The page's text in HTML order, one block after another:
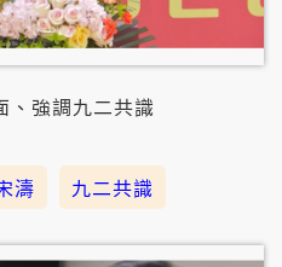
、強調九二共識
濤 九二共識